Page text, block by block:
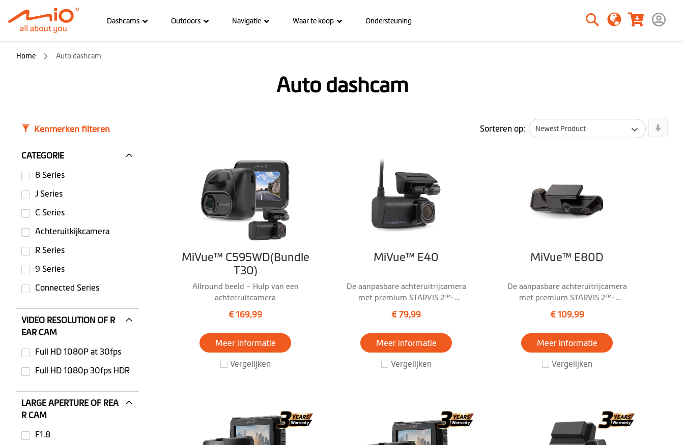
Dashcams Outdoors Navigatie Waar te koop Ondersteuning
Home Auto dashcam
Auto dashcam
Sorteren op:
MiVue™ C595WD(Bundle
T30)
Allround beeld – Hulp van een
achterruitcamera
€ 169,99
Meer informatie
Vergelijken
MiVue™ E40
De aanpasbare achteruitrijcamera
met premium STARVIS 2™-
technologie en Full HD 1080P/HDR
€ 79,99
Meer informatie
Vergelijken
MiVue™ E80D
De aanpasbare achteruitrijcamera
met premium STARVIS 2™-
technologie en 2.5K/HDR
€ 109,99
Meer informatie
Vergelijken
Kenmerken filteren
CATEGORIE
8 Series
J Series
C Series
Achteruitkijkcamera
R Series
9 Series
Connected Series
VIDEO RESOLUTION OF R
EAR CAM
Full HD 1080P at 30fps
Not selected: Full HD 1080P at 30fps
Full HD 1080p 30fps HDR
Not selected: Full HD 1080p 30fps HDR
LARGE APERTURE OF REA
R CAM
F1.8
Not selected: F1.8